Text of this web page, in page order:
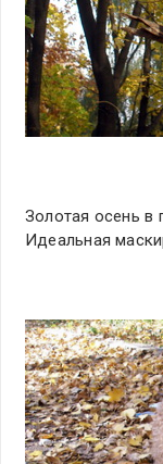
Золотая осень в
Идеальная